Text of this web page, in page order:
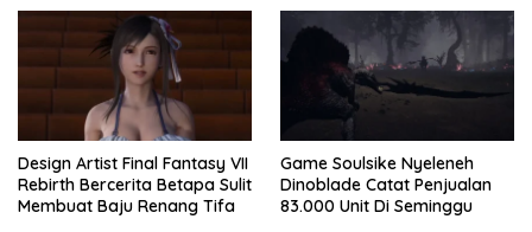
Design Artist Final Fantasy VII
Rebirth Bercerita Betapa Sulit
Membuat Baju Renang Tifa
Game Soulsike Nyeleneh
Dinoblade Catat Penjualan
83.000 Unit Di Seminggu